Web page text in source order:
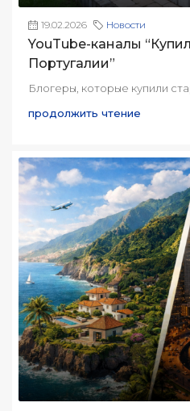
19.02.2026 Новости
YouTube-каналы
Португалии”
Блогеры, которые купили
продолжить чтение